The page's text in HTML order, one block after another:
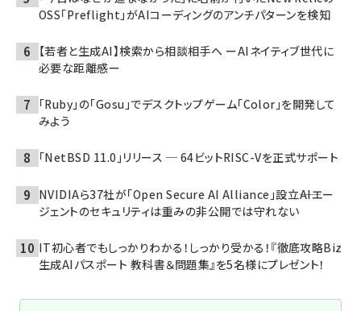
OSS「Preflight」がAIコーディングのアンチパターンを検知
【若者と生成AI】検索から相談相手へ ーAIネイティブ世代に
必要な距離感ー
「Ruby」の「Gosu」でデスクトップゲーム「Color」を開発して
みよう
「NetBSD 11.0」リリース ─ 64ビットRISC-Vを正式サポート
NVIDIAら37社が「Open Secure AI Alliance」設立――AIエー
ジェントのセキュリティは重みの非公開では守れない
IT初心者でもしっかりわかる！しっかり受かる！『徹底攻略Biz
生成AIパスポート 教科書＆問題集』を5名様にプレゼント！